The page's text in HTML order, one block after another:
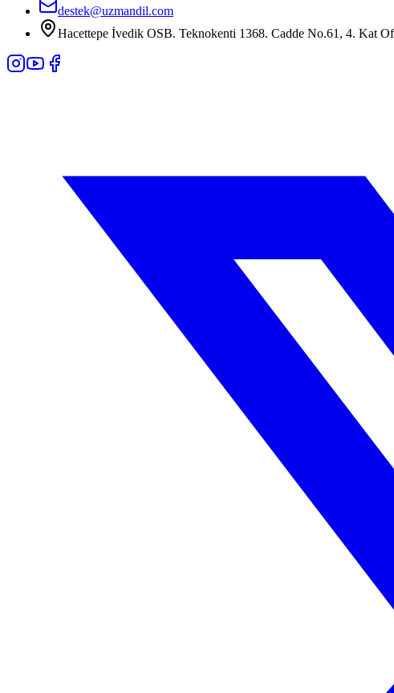
destek@uzmandil.com
Hacettepe İvedik OSB. Teknokenti 1368. Cadde No.61, 4. Kat